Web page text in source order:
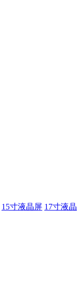
15寸液晶屏 17寸液晶